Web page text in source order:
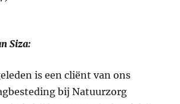
Siza:
is een cliënt van ons
bij Natuurzorg